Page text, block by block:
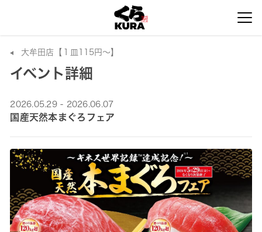
大牟田店【１皿115円～】
イベント詳細
2026.05.29 - 2026.06.07
国産天然本まぐろフェア